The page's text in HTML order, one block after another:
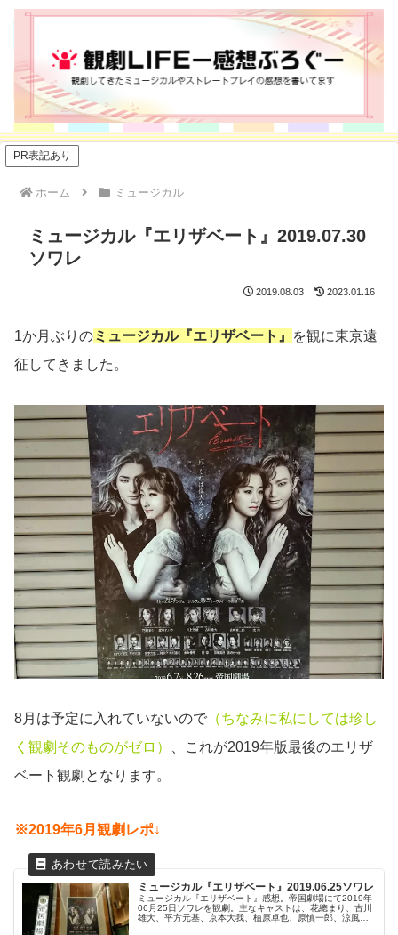
PR表記あり
ホーム ミュージカル
ミュージカル『エリザベート』2019.07.30
ソワレ
2019.08.03 2023.01.16
1か月ぶりのミュージカル『エリザベート』
を観に東京遠
征してきました。
8月は予定に入れていないので （ちなみに私にしては珍し
く観劇そのものがゼロ）
、これが2019年版最後のエリザ
ベート観劇となります。
※2019年6月観劇レポ↓
ミュージカル『エリザベート』2019.06.25ソワレ
ミュージカル『エリザベート』感想。帝国劇場にて2019年
06月25日ソワレを観劇。主なキャストは、花總まり、古川
雄大、平方元基、京本大我、植原卓也、原慎一郎、涼風真